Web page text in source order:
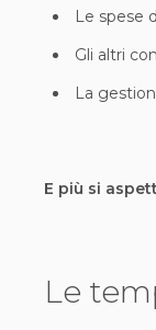
Le spese
Gli altri
La
E più si
Le